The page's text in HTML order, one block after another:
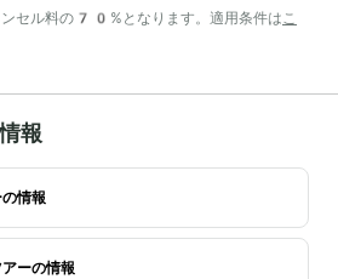
セル料の70%となります。適用条件は こ
報
情報
ーの情報